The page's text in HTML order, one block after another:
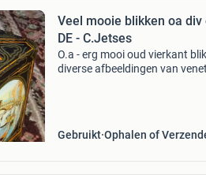
Veel mooie blikken oa
DE - C.Jetses
O.a - erg mooi oud vierkant
diverse afbeeldingen van
Gebruikt Ophalen of